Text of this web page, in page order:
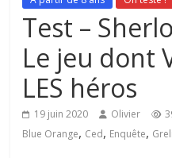
Test –
Le jeu dont
LES héros
19 juin 2020 Olivier
Blue Orange, Ced, Enquête,